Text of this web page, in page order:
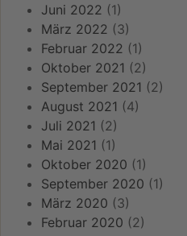
Juni 2022 (1)
März 2022 (3)
Februar 2022 (1)
Oktober 2021 (2)
September 2021 (2)
August 2021 (4)
Juli 2021 (2)
Mai 2021 (1)
Oktober 2020 (1)
September 2020 (1)
März 2020 (3)
Februar 2020 (2)